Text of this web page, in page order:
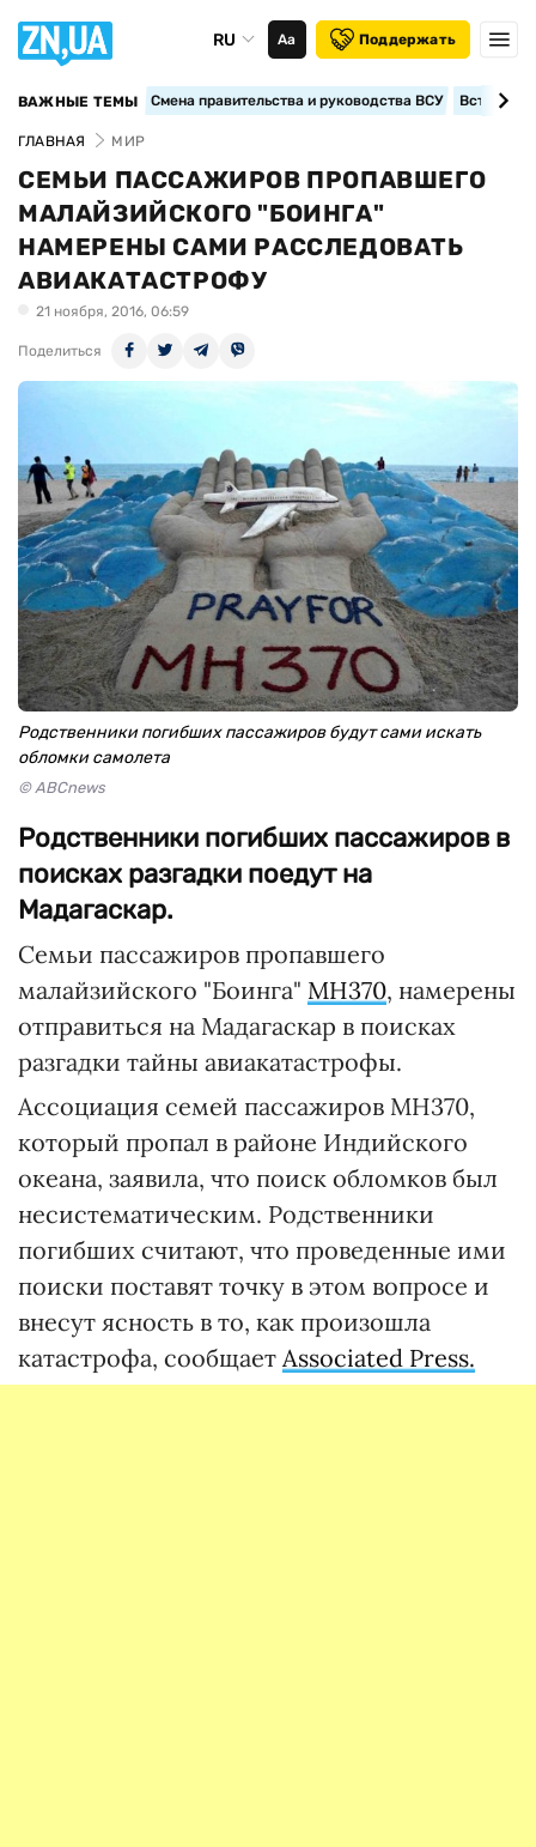
RU Аа Поддержать
ВАЖНЫЕ ТЕМЫ Смена правительства и руководства ВСУ
ГЛАВНАЯ МИР
СЕМЬИ ПАССАЖИРОВ ПРОПАВШЕГО
МАЛАЙЗИЙСКОГО "БОИНГА"
НАМЕРЕНЫ САМИ РАССЛЕДОВАТЬ
АВИАКАТАСТРОФУ
21 ноября, 2016, 06:59
Поделиться
Родственники погибших пассажиров будут сами искать
обломки самолета
© ABCnews
Родственники погибших пассажиров в
поисках разгадки поедут на
Мадагаскар.
Семьи пассажиров пропавшего
малайзийского "Боинга" MH370, намерены
отправиться на Мадагаскар в поисках
разгадки тайны авиакатастрофы.
Ассоциация семей пассажиров MH370,
который пропал в районе Индийского
океана, заявила, что поиск обломков был
несистематическим. Родственники
погибших считают, что проведенные ими
поиски поставят точку в этом вопросе и
внесут ясность в то, как произошла
катастрофа, сообщает Associated Press.